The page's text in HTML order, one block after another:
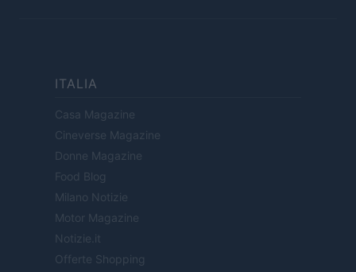
ITALIA
Casa Magazine
Cineverse Magazine
Donne Magazine
Food Blog
Milano Notizie
Motor Magazine
Notizie.it
Offerte Shopping